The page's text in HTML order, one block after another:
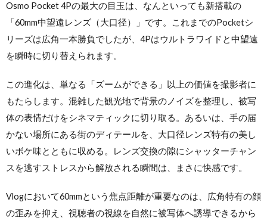
Osmo Pocket 4Pの最大の目玉は、なんといっても新搭載の
「60mm中望遠レンズ（大口径）」です。これまでのPocketシ
リーズは広角一本勝負でしたが、4Pはウルトラワイドと中望遠
を瞬時に切り替えられます。
この進化は、単なる「ズームができる」以上の価値を撮影者に
もたらします。混雑した観光地で背景のノイズを整理し、被写
体の表情だけをシネマティックに切り取る。あるいは、手の届
かない場所にある街のディテールを、大口径レンズ特有の美し
いボケ味とともに収める。レンズ交換の隙にシャッターチャン
スを逃すストレスから解放される瞬間は、まさに快感です。
Vlogにおいて60mmという焦点距離が重要なのは、広角特有の顔
の歪みを抑え、視聴者の視線を自然に被写体へ誘導できるから